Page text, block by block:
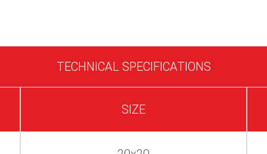
TECHNICAL SPECIFICATIONS
SIZE